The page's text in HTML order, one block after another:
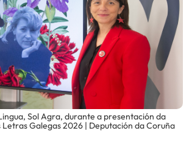
Sol Agra, durante a presentación da
Galegas 2026 | Deputación da Coruña